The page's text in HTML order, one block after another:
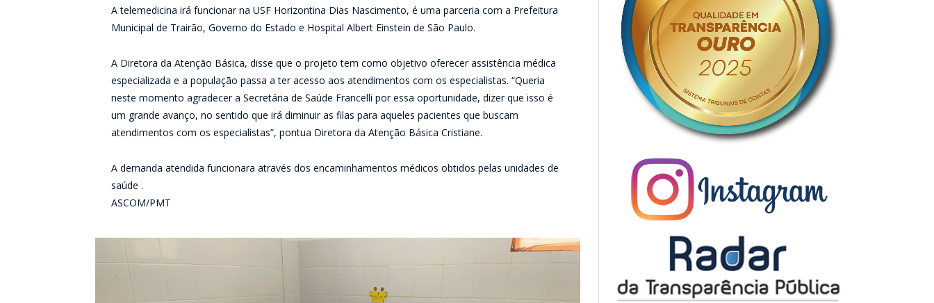
A telemedicina irá funcionar na USF Horizontina Dias Nascimento, é uma parceria com a Prefeitura
Municipal de Trairão, Governo do Estado e Hospital Albert Einstein de São Paulo.
A Diretora da Atenção Básica, disse que o projeto tem como objetivo oferecer assistência médica
especializada e a população passa a ter acesso aos atendimentos com os especialistas. “Queria
neste momento agradecer a Secretária de Saúde Francelli por essa oportunidade, dizer que isso é
um grande avanço, no sentido que irá diminuir as filas para aqueles pacientes que buscam
atendimentos com os especialistas”, pontua Diretora da Atenção Básica Cristiane.
A demanda atendida funcionara através dos encaminhamentos médicos obtidos pelas unidades de
saúde .
ASCOM/PMT